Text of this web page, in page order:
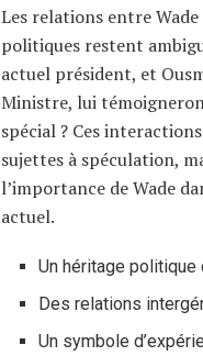
Les relations entre
politiques restent
actuel président, et
Ministre, lui
spécial ? Ces
sujettes à spéculation,
l’importance de Wade
actuel.
Un héritage politique
Des relations
Un symbole